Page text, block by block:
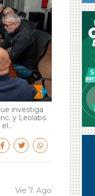
investiga
y Leolabs
Vie 7. Ago